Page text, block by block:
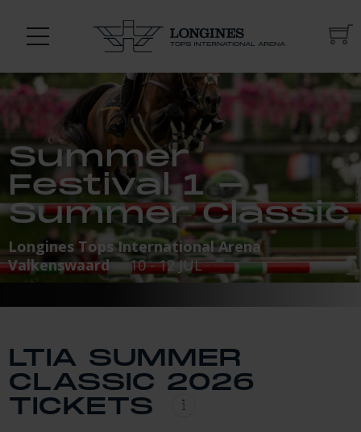
Summer
Festival 1 -
Summer Classic
Longines Tops International Arena
Valkenswaard
10 - 12 JUL
LTIA SUMMER
CLASSIC 2026
TICKETS